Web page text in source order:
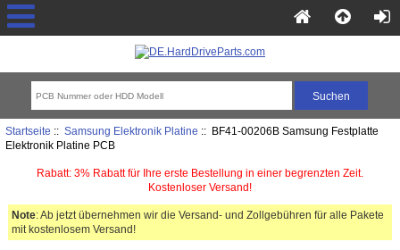
Startseite :: Samsung Elektronik Platine :: BF41-00206B Samsung Festplatte
Elektronik Platine PCB
Rabatt: 3% Rabatt für Ihre erste Bestellung in einer begrenzten Zeit.
Kostenloser Versand!
Note: Ab jetzt übernehmen wir die Versand- und Zollgebühren für alle Pakete
mit kostenlosem Versand!